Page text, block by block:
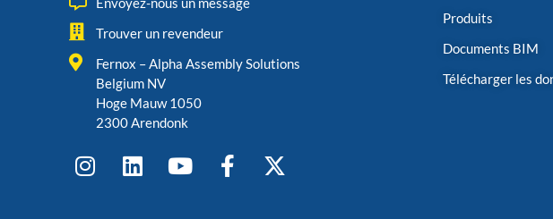
Trouver un revendeur
Fernox – Alpha Assembly Solutions
Belgium NV
Hoge Mauw 1050
2300 Arendonk
Produits
Documents BIM
Télécharger les